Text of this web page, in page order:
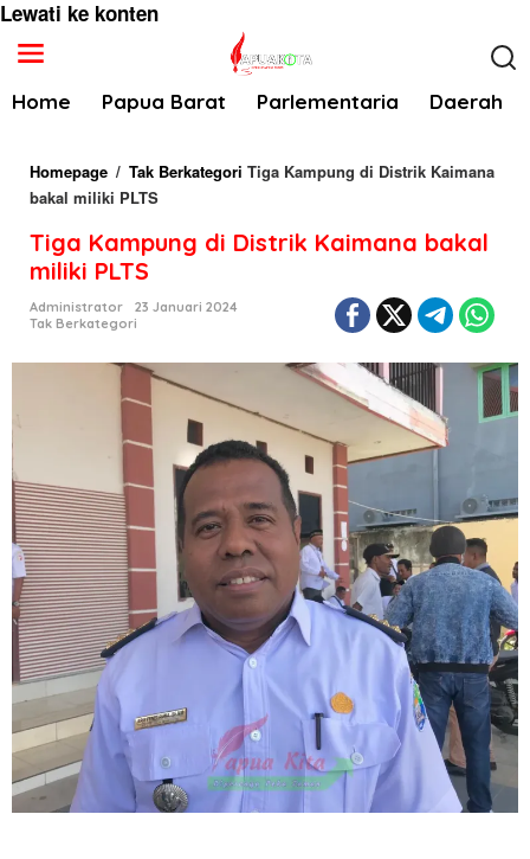
Lewati ke konten
Home Papua Barat Parlementaria Daerah
Homepage / Tak Berkategori Tiga Kampung di Distrik Kaimana
bakal miliki PLTS
Tiga Kampung di Distrik Kaimana bakal
miliki PLTS
Administrator
23 Januari 2024
Tak Berkategori